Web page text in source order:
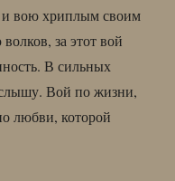
и вою хриплым своим
за этот вой
В сильных
Вой по жизни,
любви, которой